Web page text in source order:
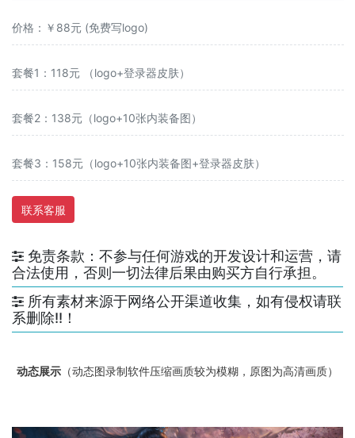
价格：￥88元 (免费写logo)
套餐1：118元 （logo+登录器皮肤）
套餐2：138元（logo+10张内装备图）
套餐3：158元（logo+10张内装备图+登录器皮肤）
联系客服
免责条款：不参与任何游戏的开发设计和运营，请
合法使用，否则一切法律后果由购买方自行承担。
所有素材来源于网络公开渠道收集，如有侵权请联
系删除!!！
动态展示 （动态图录制软件压缩画质较为模糊，原图为高清画质）